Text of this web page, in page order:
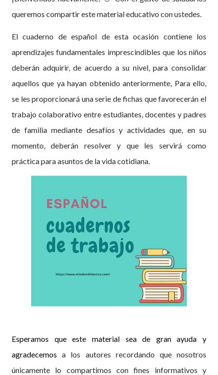
queremos compartir este material educativo con ustedes.
El cuaderno de español de esta ocasión contiene los
aprendizajes fundamentales imprescindibles que los niños
deberán adquirir, de acuerdo a su nivel, para consolidar
aquellos que ya hayan obtenido anteriormente, Para ello,
se les proporcionará una serie de fichas que favorecerán el
trabajo colaborativo entre estudiantes, docentes y padres
de familia mediante desafíos y actividades que, en su
momento, deberán resolver y que les servirá como
práctica para asuntos de la vida cotidiana.
Esperamos que este material sea de gran ayuda y
agradecemos a los autores recordando que nosotros
únicamente lo compartimos con fines informativos y